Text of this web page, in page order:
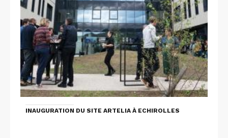
INAUGURATION DU SITE ARTELIA À ECHIROLLES